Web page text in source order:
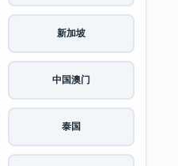
新加坡
中国澳门
泰国